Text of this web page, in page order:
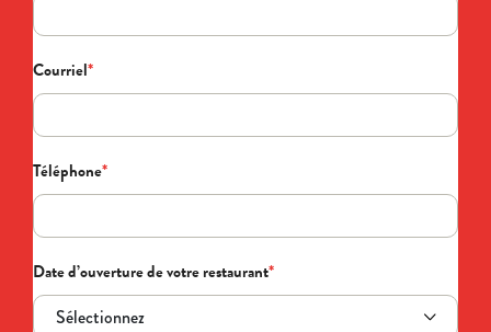
Courriel*
Téléphone*
Date d’ouverture de votre restaurant*